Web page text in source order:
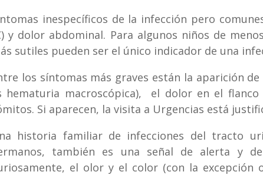
inespecíficos de la infección pero
y dolor abdominal. Para algunos niños de
sutiles pueden ser el único indicador de una
los síntomas más graves están la aparición
hematuria macroscópica), el dolor en el
Si aparecen, la visita a Urgencias está
historia familiar de infecciones del tracto
también es una señal de alerta y
el olor y el color (con la excepción